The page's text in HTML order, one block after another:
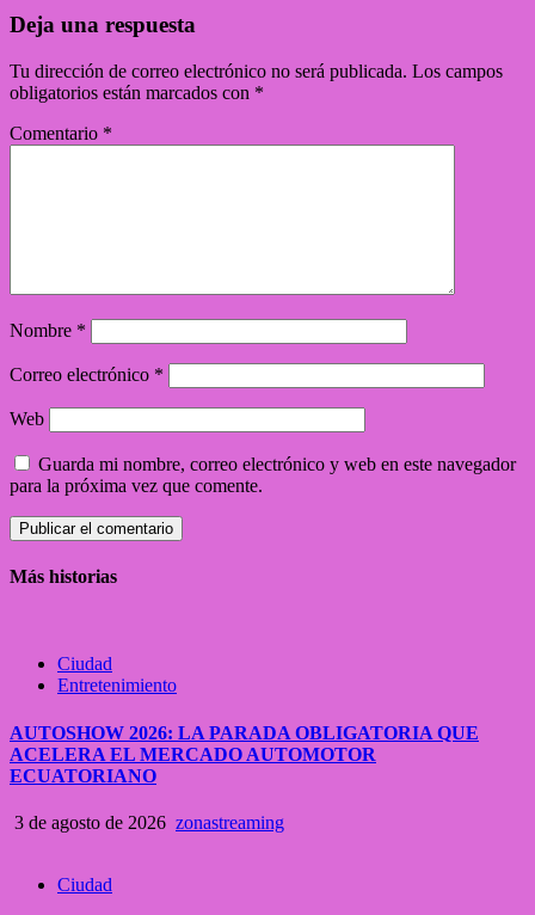
Deja una respuesta
Tu dirección de correo electrónico no será publicada. Los campos
obligatorios están marcados con *
Comentario *
Nombre *
Correo electrónico *
Web
Guarda mi nombre, correo electrónico y web en este navegador
para la próxima vez que comente.
Más historias
Ciudad
Entretenimiento
AUTOSHOW 2026: LA PARADA OBLIGATORIA QUE
ACELERA EL MERCADO AUTOMOTOR
ECUATORIANO
3 de agosto de 2026 zonastreaming
Ciudad